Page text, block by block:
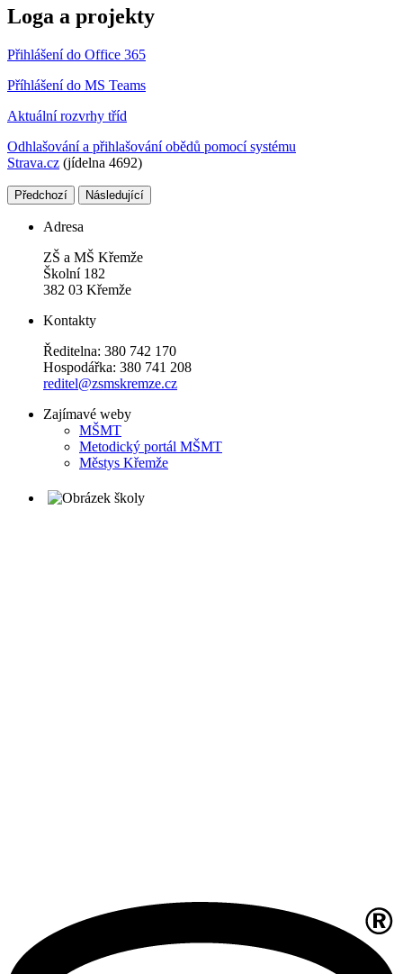
Loga a projekty
Přihlášení do Office 365
Příhlášení do MS Teams
Aktuální rozvrhy tříd
Odhlašování a přihlašování obědů pomocí systému
Strava.cz (jídelna 4692)
Předchozí Následující
Adresa
ZŠ a MŠ Křemže
Školní 182
382 03 Křemže
Kontakty
Ředitelna: 380 742 170
Hospodářka: 380 741 208
reditel@zsmskremze.cz
Zajímavé weby
MŠMT
Metodický portál MŠMT
Městys Křemže